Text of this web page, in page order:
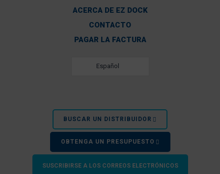
ACERCA DE EZ DOCK
CONTACTO
PAGAR LA FACTURA
Español
BUSCAR UN DISTRIBUIDOR
OBTENGA UN PRESUPUESTO
SUSCRIBIRSE A LOS CORREOS ELECTRÓNICOS